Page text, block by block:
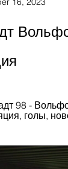
98 -
голы,